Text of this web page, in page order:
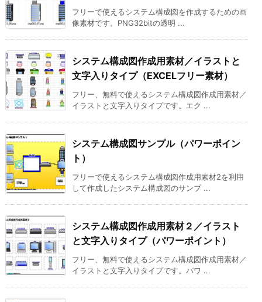
フリーで使えるシステム構成図を作成するための画
像素材です。PNG32bitの透明 ...
システム構成図作成用素材／イラストと
文字入りタイプ（EXCELフリー素材）
フリー、無料で使えるシステム構成図作成用素材／
イラストと文字入りタイプです。エク ...
システム構成図サンプル（パワーポイン
ト）
フリーで使えるシステム構成図作成用素材2を利用
して作成したシステム構成図のサンプ ...
システム構成図作成用素材２／イラスト
と文字入りタイプ（パワーポイント）
フリー、無料で使えるシステム構成図作成用素材／
イラストと文字入りタイプです。パワ ...